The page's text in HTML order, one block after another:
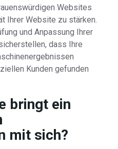
Websites
Ihrer Website zu stärken.
und Anpassung Ihrer
dass Ihre
Kunden gefunden
bringt ein
mit sich?